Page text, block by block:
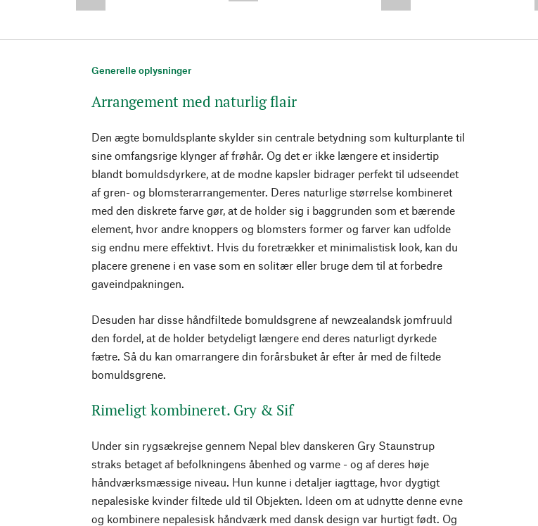
Generelle oplysninger
Arrangement med naturlig flair
Den ægte bomuldsplante skylder sin centrale betydning som kulturplante til
sine omfangsrige klynger af frøhår. Og det er ikke længere et insidertip
blandt bomuldsdyrkere, at de modne kapsler bidrager perfekt til udseendet
af gren- og blomsterarrangementer. Deres naturlige størrelse kombineret
med den diskrete farve gør, at de holder sig i baggrunden som et bærende
element, hvor andre knoppers og blomsters former og farver kan udfolde
sig endnu mere effektivt. Hvis du foretrækker et minimalistisk look, kan du
placere grenene i en vase som en solitær eller bruge dem til at forbedre
gaveindpakningen.
Desuden har disse håndfiltede bomuldsgrene af newzealandsk jomfruuld
den fordel, at de holder betydeligt længere end deres naturligt dyrkede
fætre. Så du kan omarrangere din forårsbuket år efter år med de filtede
bomuldsgrene.
Rimeligt kombineret. Gry & Sif
Under sin rygsækrejse gennem Nepal blev danskeren Gry Staunstrup
straks betaget af befolkningens åbenhed og varme - og af deres høje
håndværksmæssige niveau. Hun kunne i detaljer iagttage, hvor dygtigt
nepalesiske kvinder filtede uld til Objekten. Ideen om at udnytte denne evne
og kombinere nepalesisk håndværk med dansk design var hurtigt født. Og